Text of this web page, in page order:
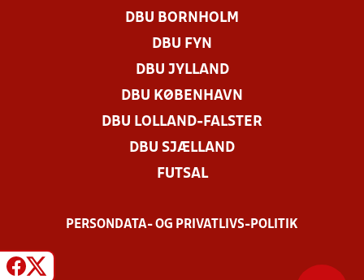
DBU BORNHOLM
DBU FYN
DBU JYLLAND
DBU KØBENHAVN
DBU LOLLAND-FALSTER
DBU SJÆLLAND
FUTSAL
PERSONDATA- OG PRIVATLIVS-POLITIK